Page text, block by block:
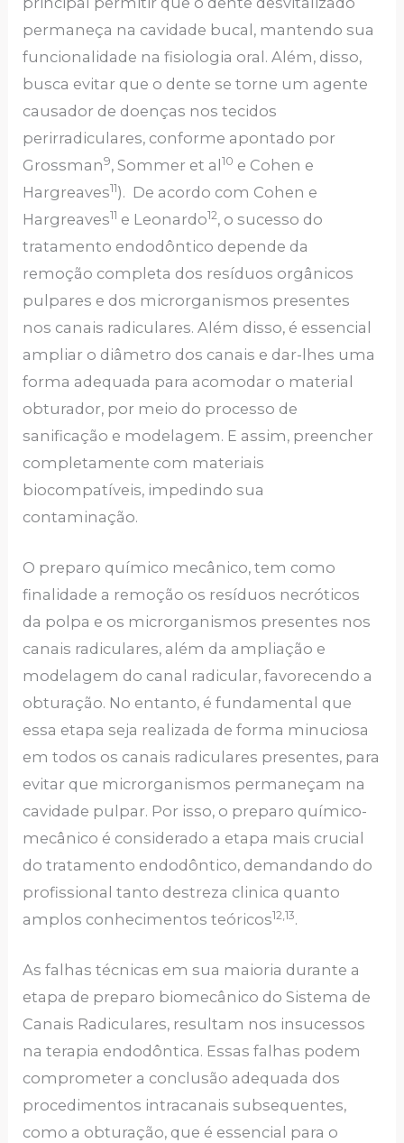
permaneça na cavidade bucal, mantendo sua
funcionalidade na fisiologia oral. Além, disso,
busca evitar que o dente se torne um agente
causador de doenças nos tecidos
perirradiculares, conforme apontado por
Grossman9, Sommer et al10 e Cohen e
Hargreaves11). De acordo com Cohen e
Hargreaves11 e Leonardo12, o sucesso do
tratamento endodôntico depende da
remoção completa dos resíduos orgânicos
pulpares e dos microrganismos presentes
nos canais radiculares. Além disso, é essencial
ampliar o diâmetro dos canais e dar-lhes uma
forma adequada para acomodar o material
obturador, por meio do processo de
sanificação e modelagem. E assim, preencher
completamente com materiais
biocompatíveis, impedindo sua
contaminação.
O preparo químico mecânico, tem como
finalidade a remoção os resíduos necróticos
da polpa e os microrganismos presentes nos
canais radiculares, além da ampliação e
modelagem do canal radicular, favorecendo a
obturação. No entanto, é fundamental que
essa etapa seja realizada de forma minuciosa
em todos os canais radiculares presentes, para
evitar que microrganismos permaneçam na
cavidade pulpar. Por isso, o preparo químico-
mecânico é considerado a etapa mais crucial
do tratamento endodôntico, demandando do
profissional tanto destreza clinica quanto
amplos conhecimentos teóricos12,13.
As falhas técnicas em sua maioria durante a
etapa de preparo biomecânico do Sistema de
Canais Radiculares, resultam nos insucessos
na terapia endodôntica. Essas falhas podem
comprometer a conclusão adequada dos
procedimentos intracanais subsequentes,
como a obturação, que é essencial para o